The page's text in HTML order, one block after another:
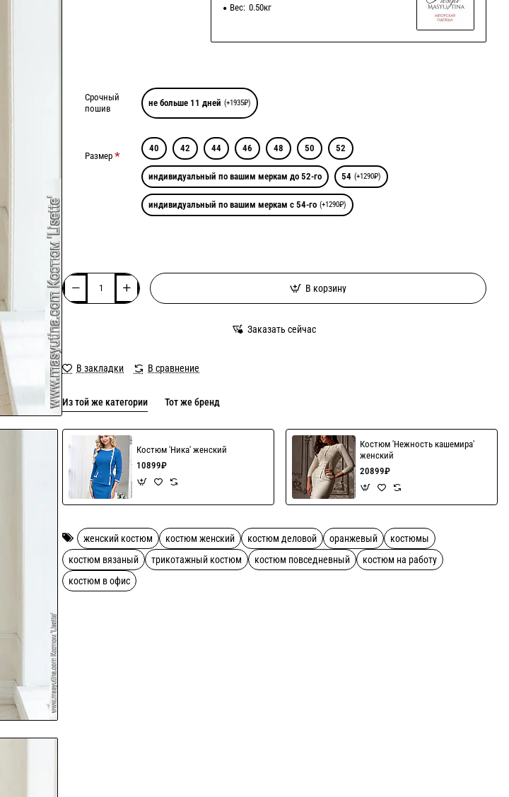
Вес: 0.50кг
Срочный
пошив
не больше 11 дней (+1935₽)
Размер
40 42 44 46 48 50 52
индивидуальный по вашим меркам до 52-го 54 (+1290₽)
индивидуальный по вашим меркам с 54-го (+1290₽)
В корзину
Заказать сейчас
В закладки В сравнение
Из той же категории Тот же бренд
Костюм 'Ника' женский
10899₽
Костюм 'Нежность кашемира'
женский
20899₽
женский костюм костюм женский костюм деловой оранжевый
костюмы
костюм вязаный
трикотажный костюм костюм повседневный
костюм на работу
костюм в офис